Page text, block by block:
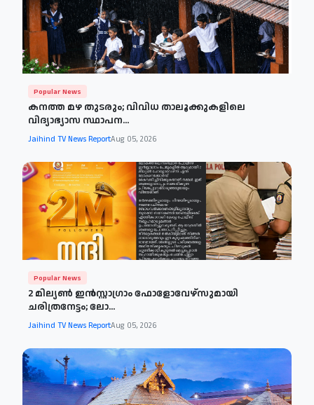
Popular News
കനത്ത മഴ തുടരും; വിവിധ താലൂക്കുകളിലെ
വിദ്യാഭ്യാസ സ്ഥാപന...
Jaihind TV News ReportAug 05, 2026
Popular News
2 മില്യൺ ഇൻസ്റ്റാഗ്രാം ഫോളോവേഴ്‌സുമായി
ചരിത്രനേട്ടം; ലോ...
Jaihind TV News ReportAug 05, 2026